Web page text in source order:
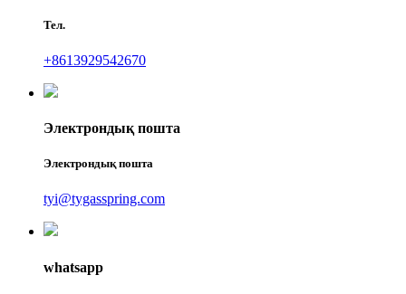
Тел.
+8613929542670
Электрондық пошта
Электрондық пошта
tyi@tygasspring.com
whatsapp